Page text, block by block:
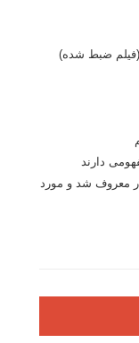
(فیلم ضبط شده)
دارند
معروف شد و مورد